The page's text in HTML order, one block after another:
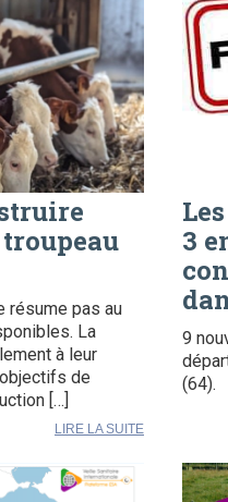
résume pas au
La
à leur
de
[…]
LIRE LA SUITE
3
9
(64).